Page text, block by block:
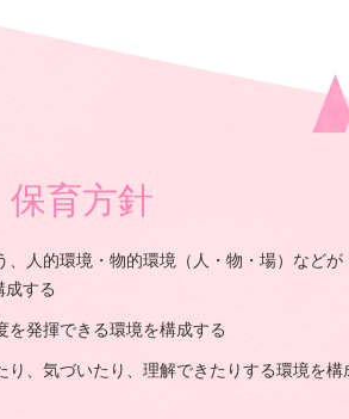
保育方針
、人的環境・物的環境（人・物・場）などが
成する
を発揮できる環境を構成する
り、気づいたり、理解できたりする環境を構